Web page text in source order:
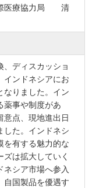
際医療協力局 清
、ディスカッショ
インドネシアにお
なりました。イン
薬事や制度があ
意点、現地進出日
した。インドネシ
を有する魅力的な
は拡大していく
ネシア市場へ参入
自国製品を優遇す